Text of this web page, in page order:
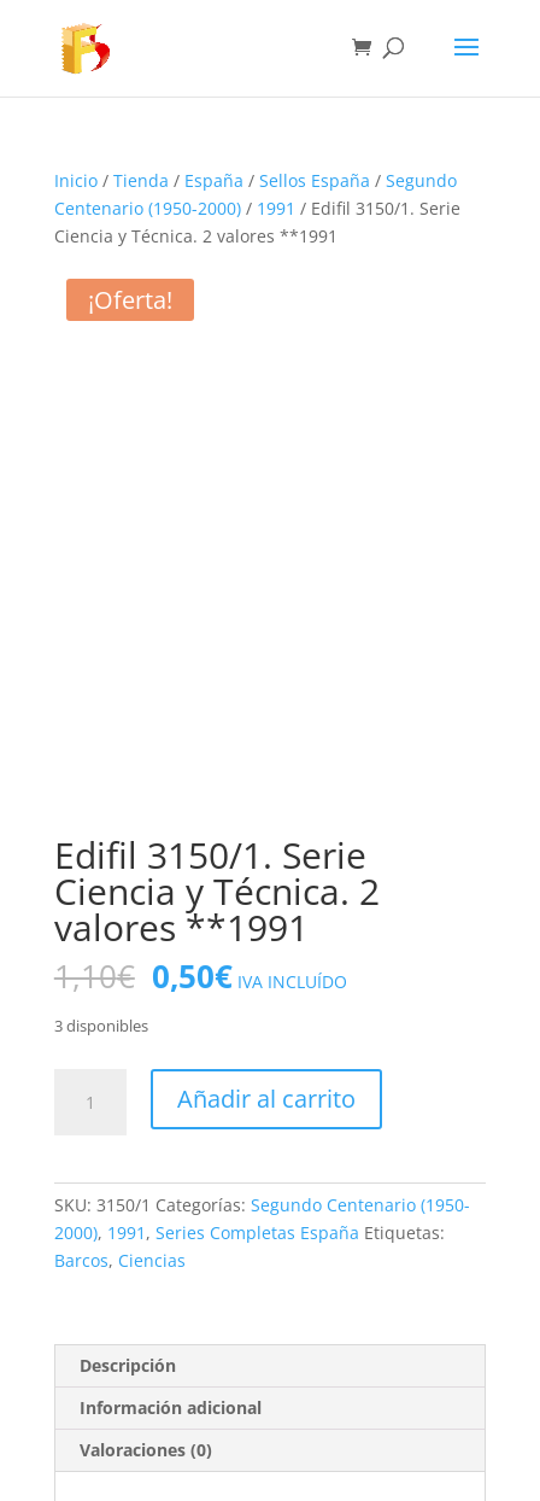
Inicio/ Tienda / España / Sellos España / Segundo
Centenario (1950-2000)/ 1991 / Edifil 3150/1. Serie
Ciencia y Técnica. 2 valores **1991
¡Oferta!
Edifil 3150/1. Serie
Ciencia y Técnica. 2
valores **1991
1,10€ El
precio
era:
1,10€.
0,50€El
precio
es:
0,50€.
IVA INCLUÍDO
3 disponibles
3150/1.
Añadir al carrito
SKU: 3150/1 Categorías: Segundo Centenario (1950-
2000), 1991 , Series Completas España Etiquetas:
Barcos, Ciencias
Descripción
Información adicional
Valoraciones (0)